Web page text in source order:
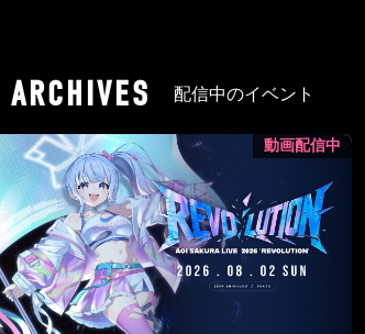
ARCHIVES 配信中のイベント
動画配信中